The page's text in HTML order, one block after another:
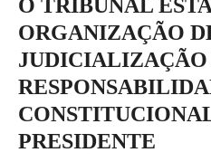
O TRIBUNAL
ORGANIZAÇÃO
JUDICIALIZAÇÃO
PRESIDENTE